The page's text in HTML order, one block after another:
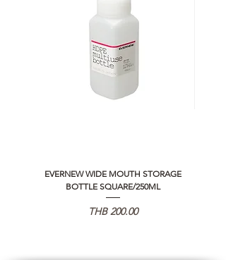
EVERNEW WIDE MOUTH STORAGE
BOTTLE SQUARE/250ML
Price
THB 200.00